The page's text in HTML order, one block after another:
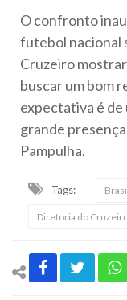
O confronto
futebol nacional
Cruzeiro
buscar um bom
expectativa é de
grande
Pampulha.
Tags:
Diretoria do